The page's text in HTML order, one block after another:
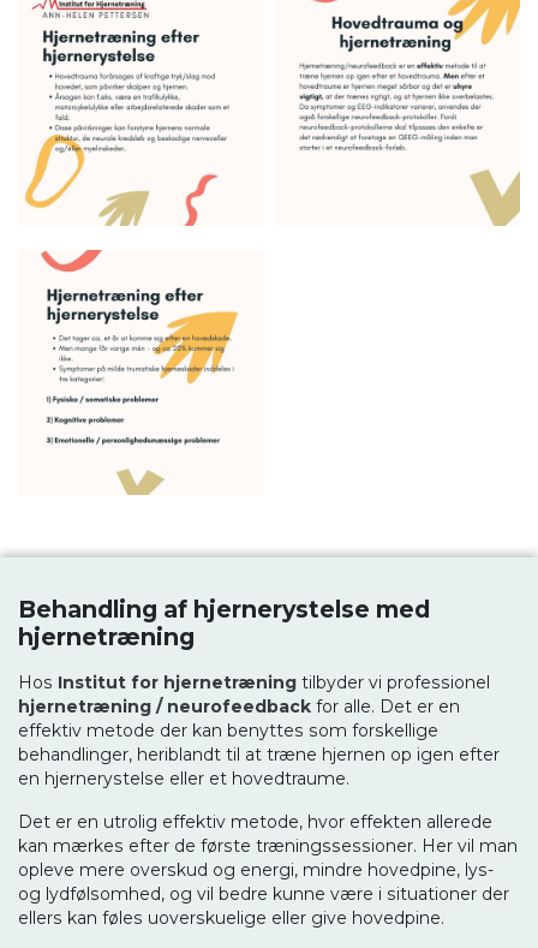
Behandling af hjernerystelse med
hjernetræning
Hos Institut for hjernetræning tilbyder vi professionel
hjernetræning / neurofeedback for alle. Det er en
effektiv metode der kan benyttes som forskellige
behandlinger, heriblandt til at træne hjernen op igen efter
en hjernerystelse eller et hovedtraume.
Det er en utrolig effektiv metode, hvor effekten allerede
kan mærkes efter de første træningssessioner. Her vil man
opleve mere overskud og energi, mindre hovedpine, lys-
og lydfølsomhed, og vil bedre kunne være i situationer der
ellers kan føles uoverskuelige eller give hovedpine.